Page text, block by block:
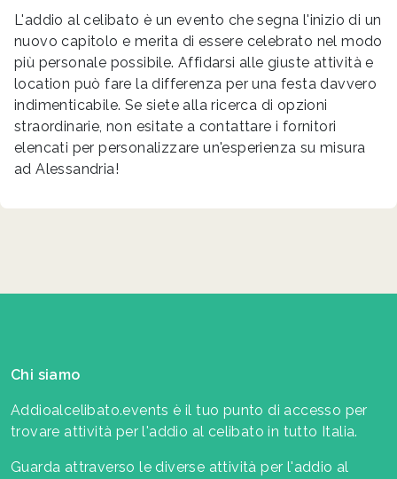
L'addio al celibato è un evento che segna l'inizio di un
nuovo capitolo e merita di essere celebrato nel modo
più personale possibile. Affidarsi alle giuste attività e
location può fare la differenza per una festa davvero
indimenticabile. Se siete alla ricerca di opzioni
straordinarie, non esitate a contattare i fornitori
elencati per personalizzare un'esperienza su misura
ad Alessandria!
Chi siamo
Addioalcelibato.events è il tuo punto di accesso per
trovare attività per l'addio al celibato in tutto Italia.
Guarda attraverso le diverse attività per l'addio al